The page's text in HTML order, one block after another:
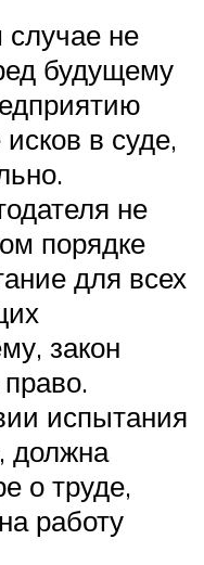
не
будущему
в суде,
не
порядке
для всех
закон
испытания
должна
о труде,
работу